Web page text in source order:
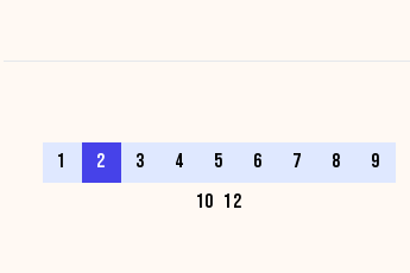
1 2 3 4 5 6 7 8
9
10 12